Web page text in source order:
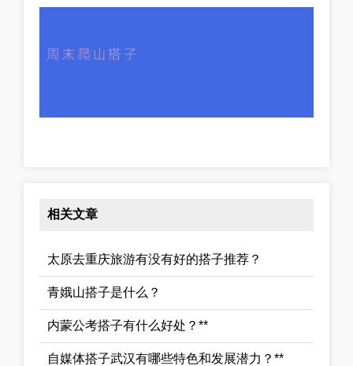
相关文章
太原去重庆旅游有没有好的搭子推荐？
青娥山搭子是什么？
内蒙公考搭子有什么好处？**
自媒体搭子武汉有哪些特色和发展潜力？**